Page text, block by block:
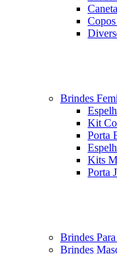
Brindes
Kit
Porta
Kits
Porta
Brindes
Brindes